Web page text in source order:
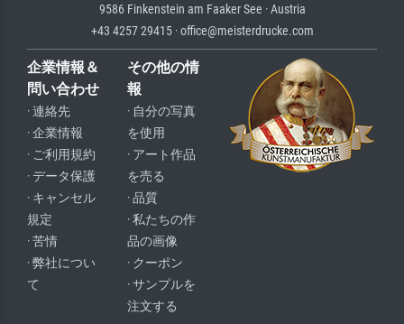
9586 Finkenstein am Faaker See · Austria
+43 4257 29415 · office@meisterdrucke.com
企業情報＆
問い合わせ
· 連絡先
· 企業情報
· ご利用規約
· データ保護
· キャンセル
規定
· 苦情
· 弊社につい
て
その他の情
報
· 自分の写真
を使用
· アート作品
を売る
· 品質
· 私たちの作
品の画像
· クーポン
· サンプルを
注文する